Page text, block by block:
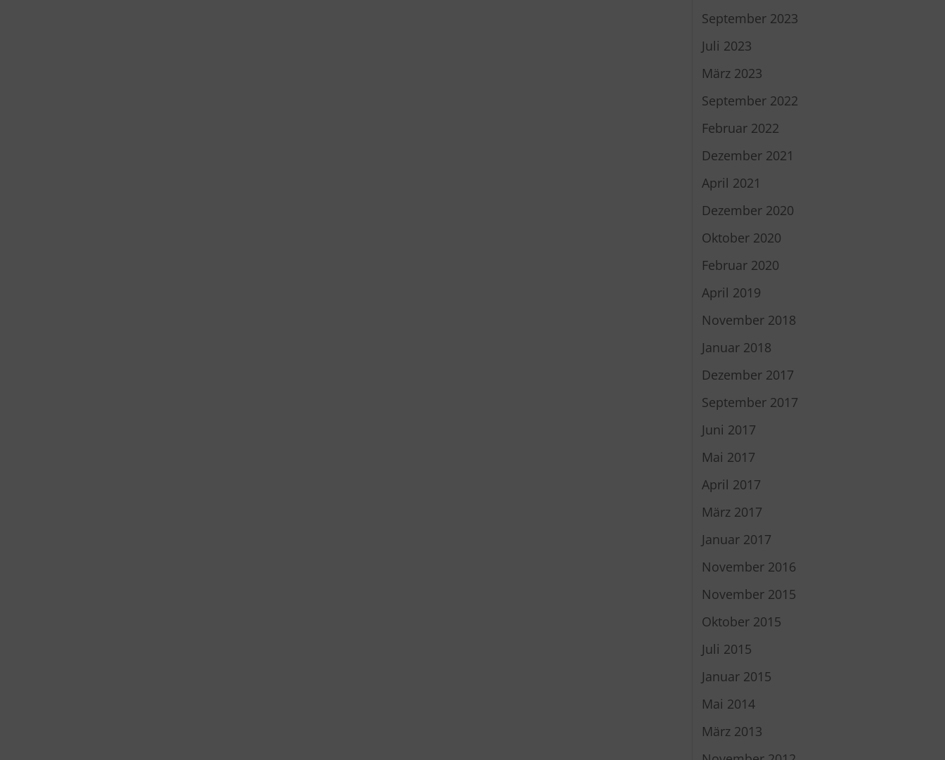
September 2023
Juli 2023
März 2023
September 2022
Februar 2022
Dezember 2021
April 2021
Dezember 2020
Oktober 2020
Februar 2020
April 2019
November 2018
Januar 2018
Dezember 2017
September 2017
Juni 2017
Mai 2017
April 2017
März 2017
Januar 2017
November 2016
November 2015
Oktober 2015
Juli 2015
Januar 2015
Mai 2014
März 2013